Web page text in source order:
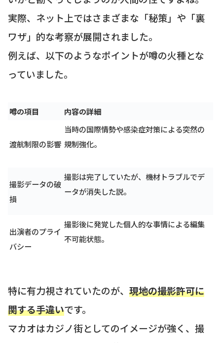
実際、ネット上ではさまざまな「秘策」や「裏
ワザ」的な考察が展開されました。
例えば、以下のようなポイントが噂の火種とな
っていました。
噂の項目 内容の詳細
渡航制限の影響
当時の国際情勢や感染症対策による突然の
規制強化。
撮影データの破
損
撮影は完了していたが、機材トラブルでデ
ータが消失した説。
出演者のプライ
バシー
撮影後に発覚した個人的な事情による編集
不可能状態。
特に有力視されていたのが、 現地の撮影許可に
関する手違いです。
マカオはカジノ街としてのイメージが強く、撮